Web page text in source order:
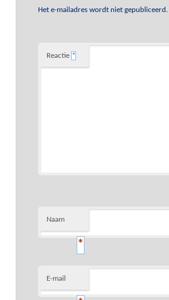
Het e-mailadres wordt niet gepubliceerd.
Reactie *
Naam
*
E-mail